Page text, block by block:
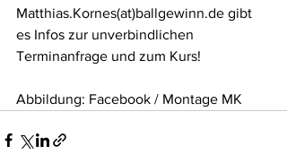
Matthias.Kornes(at)ballgewinn.de gibt
es Infos zur unverbindlichen
Terminanfrage und zum Kurs!
Abbildung: Facebook / Montage MK